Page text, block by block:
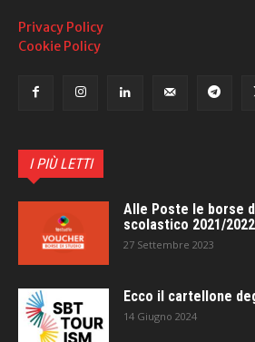
Privacy Policy
Cookie Policy
I PIÙ LETTI
Alle Poste le borse
scolastico 2021/2022
27 Settembre 2023
Ecco il cartellone
14 Giugno 2024